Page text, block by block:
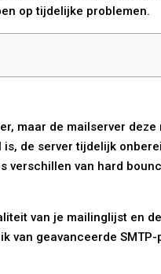
op tijdelijke problemen.
maar de mailserver deze
de server tijdelijk
verschillen van hard
van je mailinglijst en
van geavanceerde